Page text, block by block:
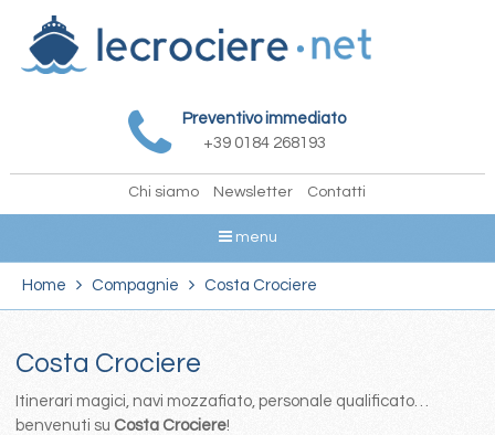
Preventivo immediato
+39 0184 268193
Chi siamo Newsletter Contatti
menu
Home Compagnie Costa Crociere
Costa Crociere
Itinerari magici, navi mozzafiato, personale qualificato…
benvenuti su Costa Crociere!